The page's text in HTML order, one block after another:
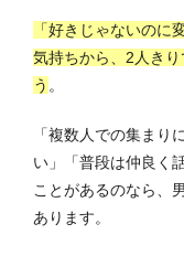
「好きじゃないのに
気持ちから、2人き
う 。
「複数人での集まり
い」「普段は仲良く
ことがあるのなら、
あります。